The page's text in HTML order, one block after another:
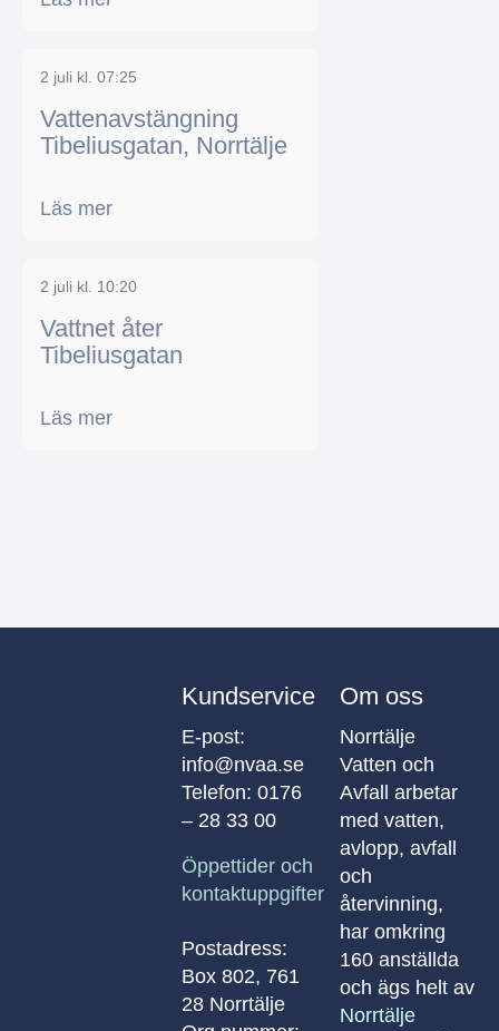
2 juli kl. 07:25
Vattenavstängning
Tibeliusgatan, Norrtälje
Läs mer
2 juli kl. 10:20
Vattnet åter
Tibeliusgatan
Läs mer
Kundservice
E-post:
info@nvaa.se
Telefon: 0176
– 28 33 00
Öppettider och
kontaktuppgifter
Postadress:
Box 802, 761
28 Norrtälje
Om oss
Norrtälje
Vatten och
Avfall arbetar
med vatten,
avlopp, avfall
och
återvinning,
har omkring
160 anställda
och ägs helt av
Norrtälje